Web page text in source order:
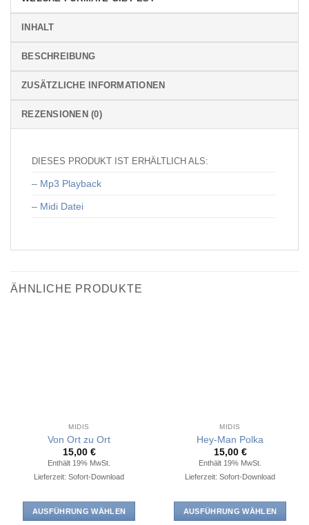
INHALT
BESCHREIBUNG
ZUSÄTZLICHE INFORMATIONEN
REZENSIONEN (0)
DIESES PRODUKT IST ERHÄLTLICH ALS:
– Mp3 Playback
– Midi Datei
ÄHNLICHE PRODUKTE
MIDIS
Von Ort zu Ort
15,00 €
Enthält 19% MwSt.
Lieferzeit: Sofort-Download
AUSFÜHRUNG WÄHLEN
MIDIS
Hey-Man Polka
15,00 €
Enthält 19% MwSt.
Lieferzeit: Sofort-Download
AUSFÜHRUNG WÄHLEN